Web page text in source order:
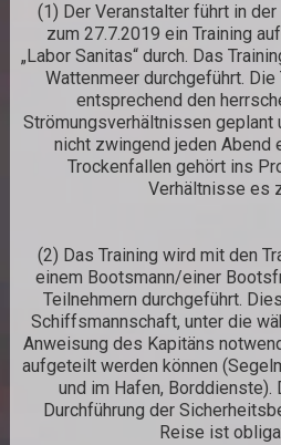
(1) Der Veranstalter führt in
zum 27.7.2019 ein Training
„Labor Sanitas“ durch. Das
Wattenmeer durchgeführt.
entsprechend den
Strömungsverhältnissen geplant
nicht zwingend jeden Abend
Trockenfallen gehört ins
Verhältnisse es
(2) Das Training wird mit den
einem Bootsmann/einer
Teilnehmern durchgeführt.
Schiffsmannschaft, unter die
Anweisung des Kapitäns
aufgeteilt werden können
und im Hafen, Borddienste).
Durchführung der
Reise ist